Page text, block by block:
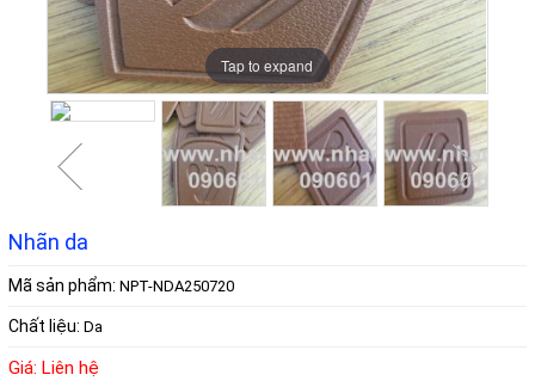
Tap to expand
Tap to expand
Tap to expand
Tap to expand
Tap to expand
Nhãn da
Mã sản phẩm: NPT-NDA250720
Chất liệu: Da
Giá: Liên hệ